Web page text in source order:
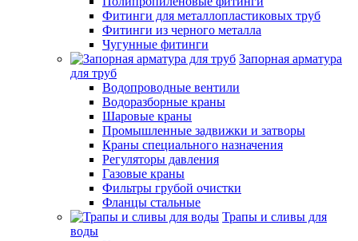
Фитинги для металлопластиковых труб
Фитинги из черного металла
Чугунные фитинги
Запорная арматура
для труб
Водопроводные вентили
Водоразборные краны
Шаровые краны
Промышленные задвижки и затворы
Краны специального назначения
Регуляторы давления
Газовые краны
Фильтры грубой очистки
Фланцы стальные
Трапы и сливы для
воды